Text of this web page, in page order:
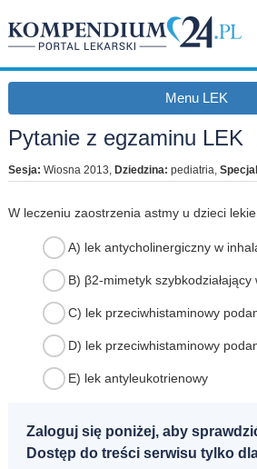
Menu LEK
Pytanie z egzaminu LEK
Sesja: Wiosna 2013, Dziedzina: pediatria,
W leczeniu zaostrzenia astmy u dzieci
A) lek antycholinergiczny w
B) β2-mimetyk szybkodziałający
C) lek przeciwhistaminowy
D) lek przeciwhistaminowy
E) lek antyleukotrienowy
Zaloguj się poniżej, aby
Dostęp do treści serwisu tylko